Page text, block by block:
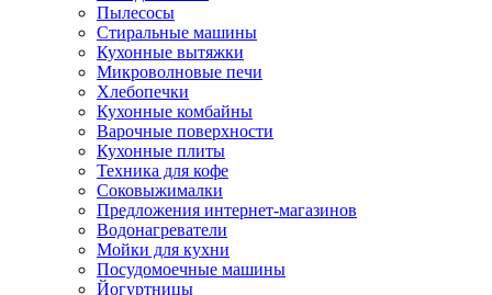
Пылесосы
Стиральные машины
Кухонные вытяжки
Микроволновые печи
Хлебопечки
Кухонные комбайны
Варочные поверхности
Кухонные плиты
Техника для кофе
Соковыжималки
Предложения интернет-магазинов
Водонагреватели
Мойки для кухни
Посудомоечные машины
Йогуртницы